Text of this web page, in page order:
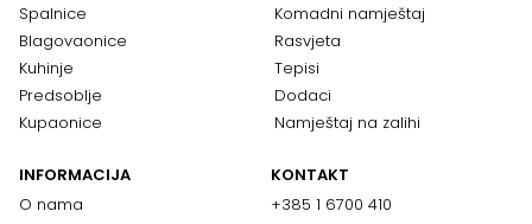
Spalnice
Blagovaonice
Kuhinje
Predsoblje
Kupaonice
Komadni namještaj
Rasvjeta
Tepisi
Dodaci
Namještaj na zalihi
INFORMACIJA
O nama
KONTAKT
+385 1 6700 410